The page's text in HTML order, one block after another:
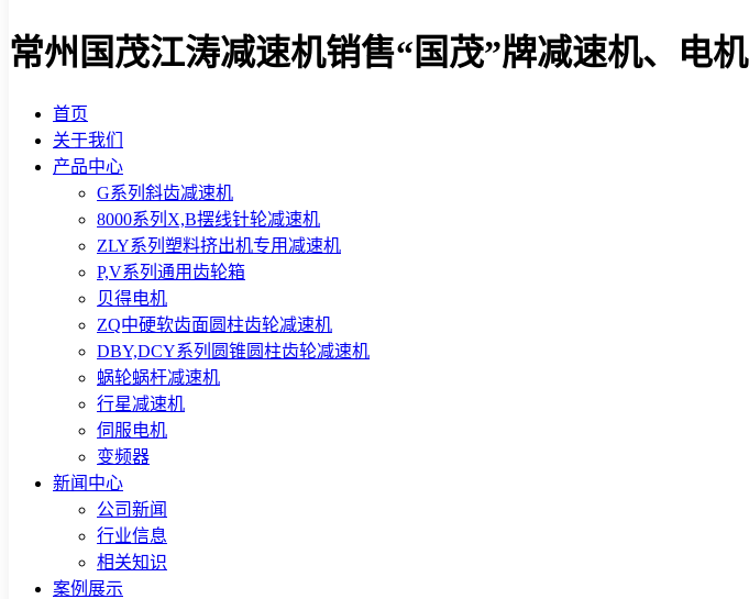
常州国茂江涛减速机销售“国茂”牌减速机、电机
首页
关于我们
产品中心
G系列斜齿减速机
8000系列X,B摆线针轮减速机
ZLY系列塑料挤出机专用减速机
P,V系列通用齿轮箱
贝得电机
ZQ中硬软齿面圆柱齿轮减速机
DBY,DCY系列圆锥圆柱齿轮减速机
蜗轮蜗杆减速机
行星减速机
伺服电机
变频器
新闻中心
公司新闻
行业信息
相关知识
案例展示